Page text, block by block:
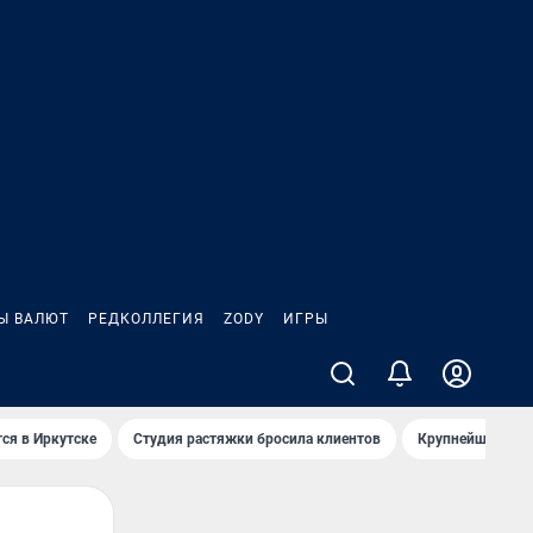
ВАЛЮТ РЕДКОЛЛЕГИЯ ZODY ИГРЫ
в Иркутске Студия растяжки бросила клиентов Крупнейшие